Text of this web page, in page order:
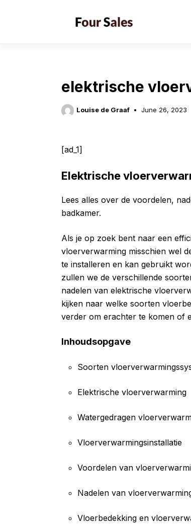
elektrische
Louise de Graaf June 26, 2023
[ad_1]
Elektrische
Lees alles over de voordelen,
badkamer.
Als je op zoek bent naar een
vloerverwarming misschien wel
te installeren en kan gebruikt
zullen we de verschillende
nadelen van elektrische
kijken naar welke soorten
verder om erachter te komen of
Inhoudsopgave
Soorten
Elektrische vloerverwarming
Watergedragen
Vloerverwarmingsinstallatie
Voordelen van
Nadelen van
Vloerbedekking en